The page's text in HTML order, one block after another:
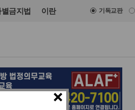
금지법 이란 기독교판
×